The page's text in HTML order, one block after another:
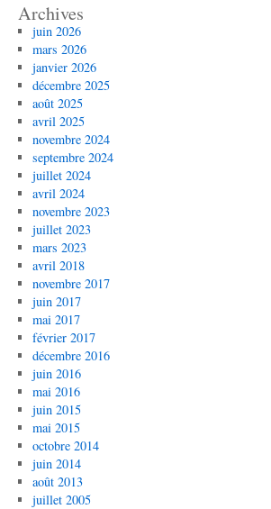
Archives
juin 2026
mars 2026
janvier 2026
décembre 2025
août 2025
avril 2025
novembre 2024
septembre 2024
juillet 2024
avril 2024
novembre 2023
juillet 2023
mars 2023
avril 2018
novembre 2017
juin 2017
mai 2017
février 2017
décembre 2016
juin 2016
mai 2016
juin 2015
mai 2015
octobre 2014
juin 2014
août 2013
juillet 2005